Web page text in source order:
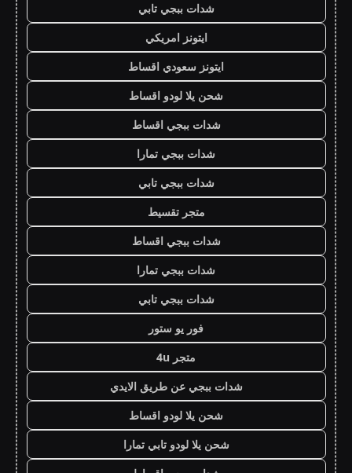
شدات ببجي تابي
ايتونز امريكي
ايتونز سعودي اقساط
شحن يلا لودو اقساط
شدات ببجي اقساط
شدات ببجي تمارا
شدات ببجي تابي
متجر تقسيط
شدات ببجي اقساط
شدات ببجي تمارا
شدات ببجي تابي
فور يو ستور
متجر 4u
شدات ببجي عن طريق الايدي
شحن يلا لودو اقساط
شحن يلا لودو تابي تمارا